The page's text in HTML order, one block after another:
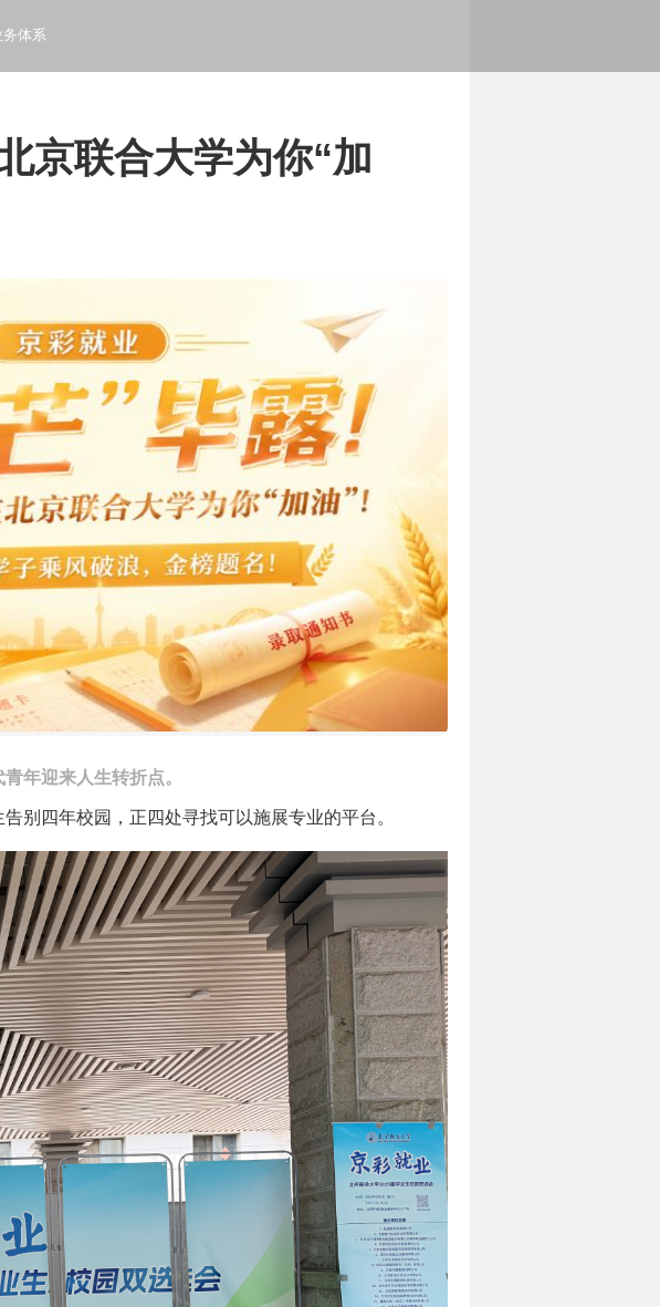
南和文档
服务
科技公司概况和发展历程
务体系
芸聚合科技的业务范围和服务内容
京联合大学为你“加
年迎来人生转折点。
别四年校园，正四处寻找可以施展专业的平台。